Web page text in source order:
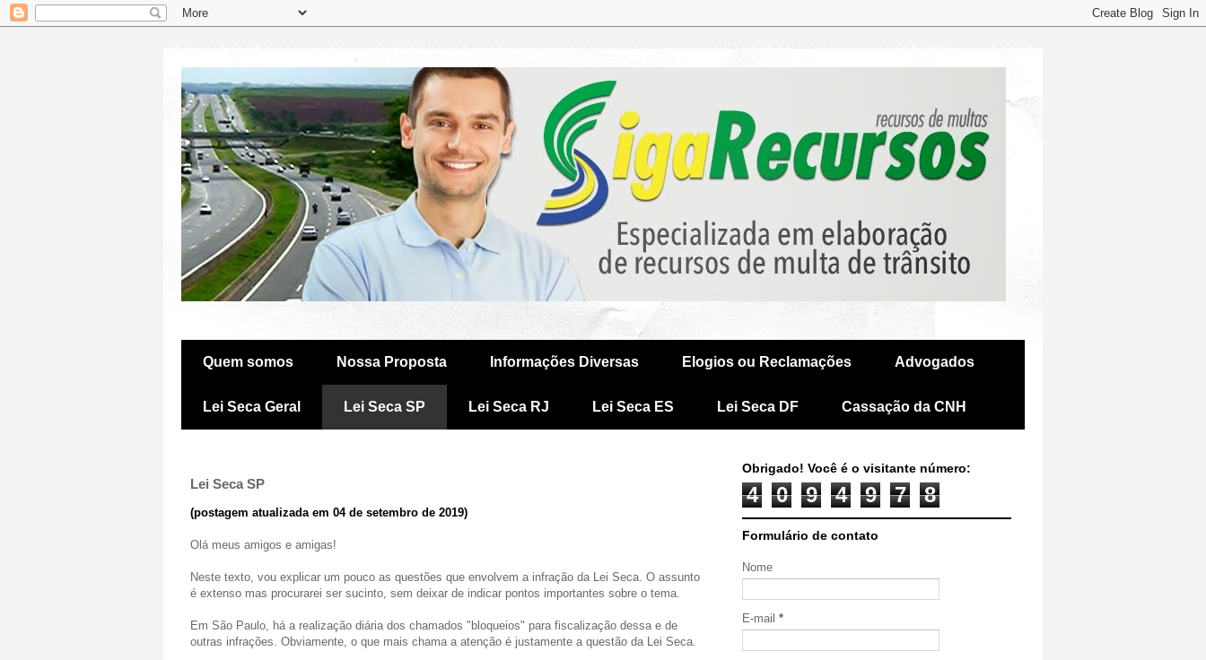
Quem somos Nossa Proposta Informações Diversas Elogios ou Reclamações Advogados
Lei Seca Geral Lei Seca SP Lei Seca RJ Lei Seca ES Lei Seca DF Cassação da CNH
Lei Seca SP
(postagem atualizada em 04 de setembro de 2019)
Olá meus amigos e amigas!
Neste texto, vou explicar um pouco as questões que envolvem a infração da Lei Seca. O assunto
é extenso mas procurarei ser sucinto, sem deixar de indicar pontos importantes sobre o tema.
Em São Paulo, há a realização diária dos chamados "bloqueios" para fiscalização dessa e de
outras infrações. Obviamente, o que mais chama a atenção é justamente a questão da Lei Seca.
Obrigado! Você é o visitante número:
4 0 9 4 9 7 8
Formulário de contato
Nome
E-mail *